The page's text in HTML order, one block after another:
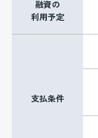
融資の
利用予定
支払条件